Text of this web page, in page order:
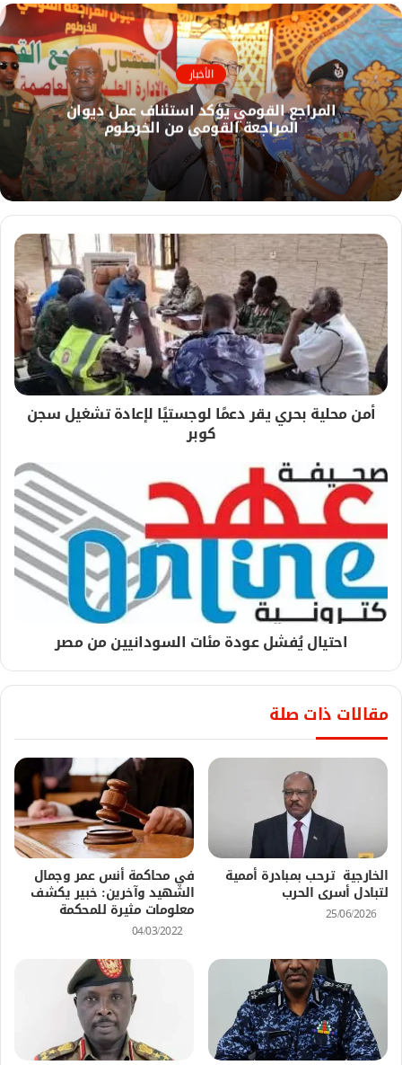
ق
ع
ا
ل
و
ي
ب
ب
و
ك الأخبار
المراجع القومي يؤكد استئناف عمل ديوان
المراجعة القومي من الخرطوم
أمن محلية بحري يقر دعمًا لوجستيًا لإعادة تشغيل سجن
كوبر
احتيال يُفشل عودة مئات السودانيين من مصر
مقالات ذات صلة
الخارجية ترحب بمبادرة أممية
لتبادل أسرى الحرب
25/06/2026
في محاكمة أنس عمر وجمال
الشهيد وآخرين: خبير يكشف
معلومات مثيرة للمحكمة
04/03/2022